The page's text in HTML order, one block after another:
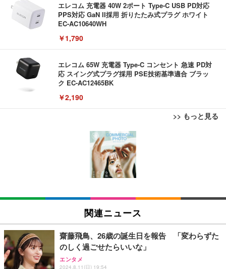
エレコム 充電器 40W 2ポート Type-C USB PD対応
PPS対応 GaN II採用 折りたたみ式プラグ ホワイト
EC-AC10640WH
￥1,790
エレコム 65W 充電器 Type-C コンセント 急速 PD対
応 スイング式プラグ採用 PSE技術基準適合 ブラッ
ク EC-AC12465BK
￥2,190
>> もっと見る
Bluetoothイヤホン ワイヤレスイヤホン IPX7防水
最大60時間再生 2026年最新Bluetooth6.0ブルートゥ
ースイヤホン 全音域HIFI音質低遅延接続瞬時 片耳/
両耳 WEB会議/運動/ゲーム/通学通勤/スポーツ/音楽
用iPhone/Android対応 (002 black)
Grithope イヤホン タイプC【2026新モデル 耐久
重低音 遅延なし
￥949
Lightning to 3.5mm イヤホンジャック 変換 MFi認
証 【ハイレゾ音質】 内蔵DAC 遅延なし 48ビット/9
関連ニュース
齋藤飛鳥、26歳の誕生日を報告 「変わらずた
のしく過ごせたらいいな」
エンタメ
2024.8.11(日) 19:54